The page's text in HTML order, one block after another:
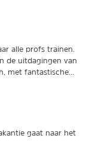
alle profs trainen.
de uitdagingen van
met fantastische...
gaat naar het